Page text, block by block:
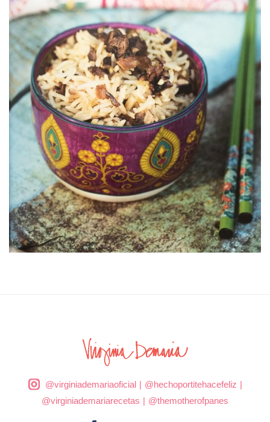
@virginiademariaoficial| @hechoportitehacefeliz |
@virginiademariarecetas | @themotherofpanes